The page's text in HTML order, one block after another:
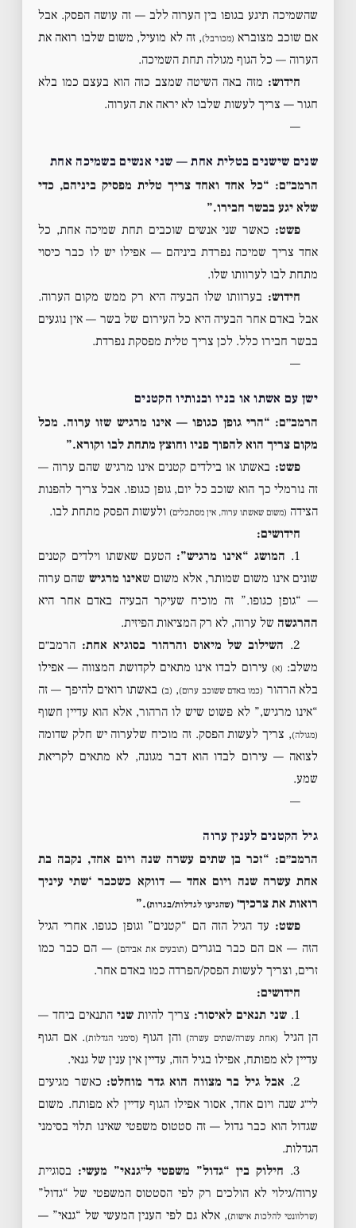
שהשמיכה תיגע בגופו בין הערוה ללב — זה עושה הפסק. אבל
אם שוכב מצוברא (מכורבל), זה לא מועיל, משום שלבו רואה את
הערוה — כל הגוף מגולה תחת השמיכה.
חידוש: מזה באה השיטה שמצב כזה הוא בעצם כמו בלא
חגור — צריך לעשות שלבו לא יראה את הערוה.
—
שנים שישנים בטלית אחת — שני אנשים בשמיכה אחת
הרמב״ם: “כל אחד ואחד צריך טלית מפסיק ביניהם, כדי
שלא יגע בבשר חבירו.”
פשט: כאשר שני אנשים שוכבים תחת שמיכה אחת, כל
אחד צריך שמיכה נפרדת ביניהם — אפילו יש לו כבר כיסוי
מתחת לבו לערוותו שלו.
חידוש: בערוותו שלו הבעיה היא רק ממש מקום הערוה.
אבל באדם אחר הבעיה היא כל העירום של בשר — אין נוגעים
בבשר חבירו כלל. לכן צריך טלית מפסקת נפרדת.
—
ישן עם אשתו או בניו ובנותיו הקטנים
הרמב״ם: “הרי גופן כגופו — אינו מרגיש שזו ערוה. מכל
מקום צריך הוא להפוך פניו וחוצץ מתחת לבו וקורא.”
פשט: באשתו או בילדים קטנים אינו מרגיש שהם ערוה —
זה נורמלי כך הוא שוכב כל יום, גופן כגופו. אבל צריך להפנות
הצידה (משום שאשתו ערוה, אין מסתכלים) ולעשות הפסק מתחת לבו.
חידושים:
1.
המושג “אינו מרגיש”: הטעם שאשתו וילדים קטנים
שונים אינו משום שמותר, אלא משום שאינו מרגיש שהם ערוה
— “גופן כגופו.” זה מוכיח שעיקר הבעיה באדם אחר היא
ההרגשה של ערוה, לא רק המציאות הפיזית.
2.
השילוב של מיאוס והרהור בסוגיא אחת: הרמב״ם
משלב: (א) עירום לבדו אינו מתאים לקדושת המצווה — אפילו
בלא הרהור (כמו באדם ששוכב ערום), (ב) באשתו רואים להיפך — זה
“אינו מרגיש,” לא פשוט שיש לו הרהור, אלא הוא עדיין חשוף
(מגולה), צריך לעשות הפסק. זה מוכיח שלערוה יש חלק שדומה
לצואה — עירום לבדו הוא דבר מגונה, לא מתאים לקריאת
שמע.
—
גיל הקטנים לענין ערוה
הרמב״ם: “זכר בן שתים עשרה שנה ויום אחד, נקבה בת
אחת עשרה שנה ויום אחד — דווקא כשכבר ‘שתי עיניך
רואות את צרכיך׳ (שהגיעו לגדלות/בגרות).”
פשט: עד הגיל הזה הם “קטנים” וגופן כגופו. אחרי הגיל
הזה — אם הם כבר בוגרים (תובעים את אביהם) — הם כבר כמו
זרים, וצריך לעשות הפסק/הפרדה כמו באדם אחר.
חידושים:
1. שני תנאים לאיסור: צריך להיותשני התנאים ביחד —
הן הגיל (אחת עשרה/שתים עשרה) והן הגוף (סימני הגדלות). אם הגוף
עדיין לא מפותח, אפילו בגיל הזה, עדיין אין ענין של גנאי.
2. אבל גיל בר מצווה הוא גדר מוחלט: כאשר מגיעים
לי״ג שנה ויום אחד, אסור אפילו הגוף עדיין לא מפותח. משום
שגדול הוא כבר גדול — זה סטטוס משפטי שאינו תלוי בסימני
הגדלות.
3.
חילוק בין “גדול” משפטי ל״גנאי” מעשי: בסוגיית
ערוה/גילוי לא הולכים רק לפי הסטטוס המשפטי של “גדול”
(שרלוונטי להלכות אישות), אלא גם לפי הענין המעשי של “גנאי” —